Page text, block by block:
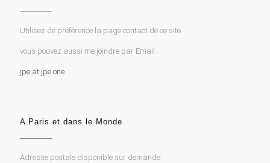
Utilisez de préférence la page contact de ce site.
vous pouvez aussi me joindre par Email :
jpe at jpe.one
A Paris et dans le Monde
Adresse postale disponible sur demande